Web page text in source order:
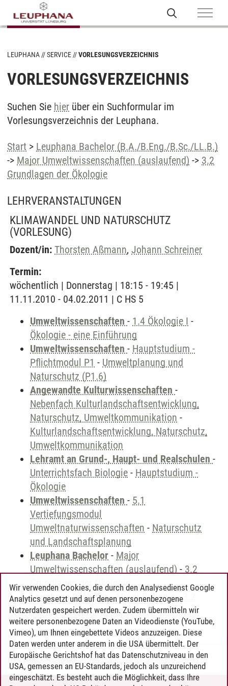
LEUPHANA SERVICE VORLESUNGSVERZEICHNIS
VORLESUNGSVERZEICHNIS
Suchen Sie hier über ein Suchformular im
Vorlesungsverzeichnis der Leuphana.
Start > Leuphana Bachelor (B.A./B.Eng./B.Sc./LL.B.)
-> Major Umweltwissenschaften (auslaufend) -> 3.2
Grundlagen der Ökologie
LEHRVERANSTALTUNGEN
KLIMAWANDEL UND NATURSCHUTZ
(VORLESUNG)
Dozent/in: Thorsten Aßmann, Johann Schreiner
Termin:
wöchentlich | Donnerstag | 18:15 - 19:45 |
11.11.2010 - 04.02.2011 | C HS 5
Umweltwissenschaften - 1.4 Ökologie I -
Ökologie - eine Einführung
Umweltwissenschaften - Hauptstudium -
Pflichtmodul P1 - Umweltplanung und
Naturschutz (P1.6)
Angewandte Kulturwissenschaften -
Nebenfach Kulturlandschaftsentwicklung,
Naturschutz, Umweltkommunikation -
Kulturlandschaftsentwicklung, Naturschutz,
Umweltkommunikation
Lehramt an Grund-, Haupt- und Realschulen -
Unterrichtsfach Biologie - Hauptstudium -
Ökologie
Umweltwissenschaften - 5.1
Vertiefungsmodul
Umweltnaturwissenschaften - Naturschutz
und Landschaftsplanung
Leuphana Bachelor - Major
Umweltwissenschaften (auslaufend) - 3.2
Grundlagen der Ökologie
Leuphana Bachelor-Minor Biologie-3.2
Grundlagen der Ökologie
Timo Leder/30.06.2024
Wir verwenden Cookies, die durch den Analysedienst Google
Analytics gesetzt und auf denen personenbezogene
Nutzerdaten gespeichert werden. Zudem übermitteln wir
weitere personenbezogene Daten an Videodienste (YouTube,
Vimeo), um Ihnen eingebettete Videos anzuzeigen. Diese
Daten werden unter anderem in die USA übermittelt. Der
Europäische Gerichtshof hat das Datenschutzniveau in den
USA, gemessen an EU-Standards, jedoch als unzureichend
eingeschätzt. Es besteht auch die Möglichkeit, dass Ihre